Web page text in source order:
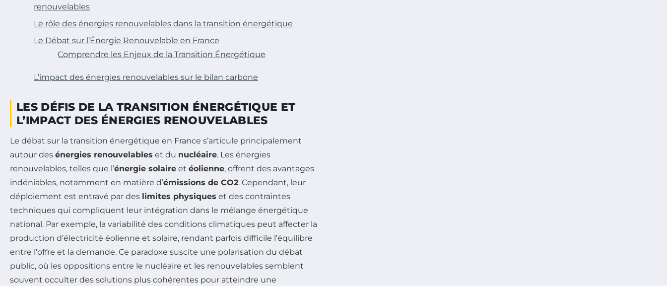
renouvelables
Le rôle des énergies renouvelables dans la transition énergétique
Le Débat sur l’Énergie Renouvelable en France
Comprendre les Enjeux de la Transition Énergétique
L’impact des énergies renouvelables sur le bilan carbone
LES DÉFIS DE LA TRANSITION ÉNERGÉTIQUE ET
L’IMPACT DES ÉNERGIES RENOUVELABLES
Le débat sur la transition énergétique en France s’articule principalement
autour des énergies renouvelables et du nucléaire. Les énergies
renouvelables, telles que l’énergie solaire et éolienne, offrent des avantages
indéniables, notamment en matière d’émissions de CO2. Cependant, leur
déploiement est entravé par des limites physiques et des contraintes
techniques qui compliquent leur intégration dans le mélange énergétique
national. Par exemple, la variabilité des conditions climatiques peut affecter la
production d’électricité éolienne et solaire, rendant parfois difficile l’équilibre
entre l’offre et la demande. Ce paradoxe suscite une polarisation du débat
public, où les oppositions entre le nucléaire et les renouvelables semblent
souvent occulter des solutions plus cohérentes pour atteindre une